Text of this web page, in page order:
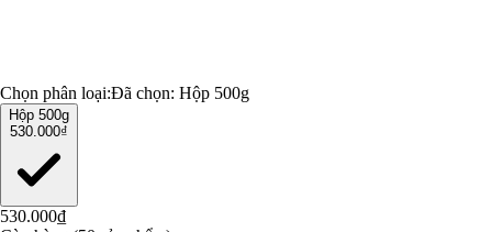
Chọn phân loại:Đã chọn: Hộp 500g
Hộp 500g
530.000₫
530.000₫